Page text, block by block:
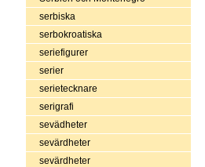
serbiska
serbokroatiska
seriefigurer
serier
serietecknare
serigrafi
sevädheter
sevärdheter
sevärdheter